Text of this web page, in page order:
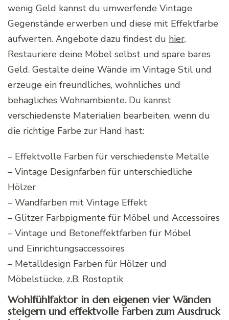
wenig Geld kannst du umwerfende Vintage
Gegenstände erwerben und diese mit Effektfarbe
aufwerten. Angebote dazu findest du hier.
Restauriere deine Möbel selbst und spare bares
Geld. Gestalte deine Wände im Vintage Stil und
erzeuge ein freundliches, wohnliches und
behagliches Wohnambiente. Du kannst
verschiedenste Materialien bearbeiten, wenn du
die richtige Farbe zur Hand hast:
– Effektvolle Farben für verschiedenste Metalle
– Vintage Designfarben für unterschiedliche
Hölzer
– Wandfarben mit Vintage Effekt
– Glitzer Farbpigmente für Möbel und Accessoires
– Vintage und Betoneffektfarben für Möbel
und Einrichtungsaccessoires
– Metalldesign Farben für Hölzer und
Möbelstücke, z.B. Rostoptik
Wohlfühlfaktor in den eigenen vier Wänden
steigern und effektvolle Farben zum Ausdruck